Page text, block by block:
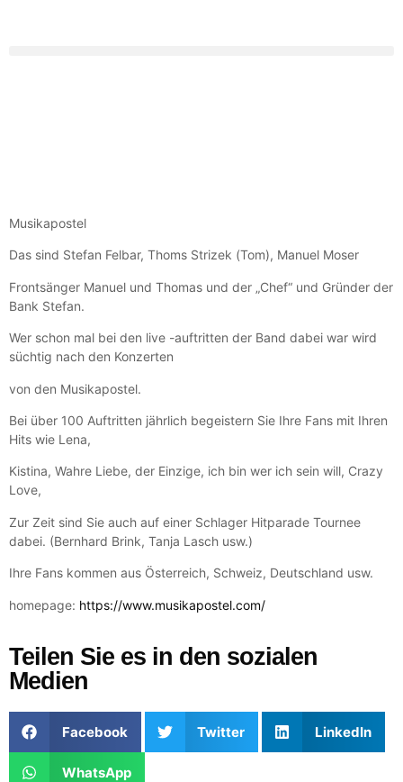
Musikapostel
Das sind Stefan Felbar, Thoms Strizek (Tom), Manuel Moser
Frontsänger Manuel und Thomas und der „Chef“ und Gründer der
Bank Stefan.
Wer schon mal bei den live -auftritten der Band dabei war wird
süchtig nach den Konzerten
von den Musikapostel.
Bei über 100 Auftritten jährlich begeistern Sie Ihre Fans mit Ihren
Hits wie Lena,
Kistina, Wahre Liebe, der Einzige, ich bin wer ich sein will, Crazy
Love,
Zur Zeit sind Sie auch auf einer Schlager Hitparade Tournee
dabei. (Bernhard Brink, Tanja Lasch usw.)
Ihre Fans kommen aus Österreich, Schweiz, Deutschland usw.
homepage: https://www.musikapostel.com/
Teilen Sie es in den sozialen
Medien
Facebook Twitter LinkedIn
WhatsApp